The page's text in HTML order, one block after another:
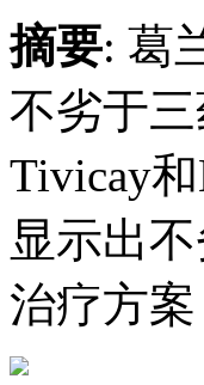
摘要: 葛
不劣于
Tivicay
显示出
治疗方案